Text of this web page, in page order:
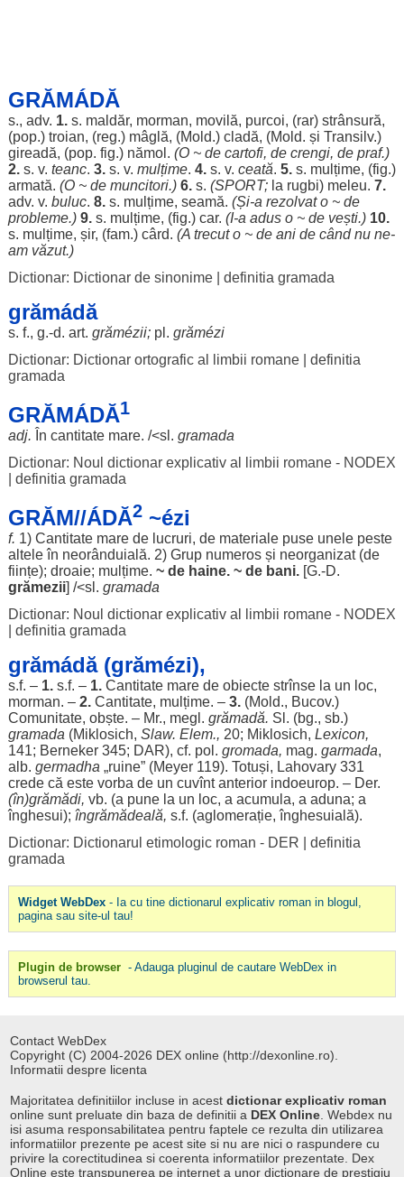
GRĂMÁDĂ
s., adv. 1.s. maldăr, morman, movilă, purcoi, (rar) strânsură,
(pop.) troian, (reg.) mâglă, (Mold.) cladă, (Mold. și Transilv.)
gireadă, (pop. fig.) nămol . (O ~ de cartofi, de crengi, de praf.)
2.s. v. teanc. 3.s. v. mulțime. 4.s. v. ceată. 5.s. mulțime, (fig.)
armată. (O ~ de muncitori.) 6.s. (SPORT;la rugbi) meleu. 7.
adv. v. buluc. 8.s. mulțime, seamă. (Și-a rezolvato ~ de
probleme.) 9.s. mulțime, (fig.) car. (I-a aduso ~ de vești.) 10.
s. mulțime, șir, (fam.) cârd. (A trecuto ~ de anide cândnu ne-
am văzut.)
Dictionar: Dictionar de sinonime| definitia gramada
grămádă
s. f., g.-d. art. grămézii; pl. grămézi
Dictionar: Dictionar ortografic al limbii romane| definitia
gramada
GRĂMÁDĂ1
adj. În cantitate mare. /<sl. gramada
Dictionar: Noul dictionar explicativ al limbii romane - NODEX
definitia gramada
GRĂM//ÁDĂ2~ézi
f. 1) Cantitate marede lucruri, de materiale puseunele peste
alteleîn neorânduială. 2) Grup numerosși neorganizat(de
ființe); droaie; mulțime. ~ de haine. ~ de bani. [G.-D.
grămezii] /<sl. gramada
Dictionar: Noul dictionar explicativ al limbii romane - NODEX
definitia gramada
grămádă (grămézi),
s.f. – 1.s.f. – 1. Cantitate marede obiectestrînse la un loc,
morman. – 2. Cantitate, mulțime. – 3.(Mold., Bucov.)
Comunitate, obște. – Mr., megl. grămadă. Sl. (bg., sb.)
gramada (Miklosich, Slaw. Elem., 20; Miklosich, Lexicon,
141; Berneker 345; DAR), cf. pol . gromada, mag. garmada,
alb. germadha „ruine” (Meyer 119). Totuși, Lahovary 331
credecă este vorba de un cuvîntanteriorindoeurop. – Der.
(în)grămădi, vb. (a pune la un loc, a acumula, a aduna; a
înghesui); îngrămădeală, s.f. (aglomerație,înghesuială).
Dictionar: Dictionarul etimologic roman - DER
definitia
gramada
Widget WebDex- Ia cu tine dictionarul explicativ roman in blogul,
pagina sau site-ul tau!
Plugin de browser - Adauga pluginul de cautare WebDex in
browserul tau.
Contact WebDex
Copyright (C) 2004-2026 DEX online (http://dexonline.ro).
Informatii despre licenta
Majoritatea definitiilor incluse in acestdictionar explicativ roman
online sunt preluate din baza de definitii a DEX Online . Webdex nu
isi asuma responsabilitatea pentru faptele ce rezulta din utilizarea
informatiilor prezente pe acest site si nu are nici o raspundere cu
privire la corectitudinea si coerenta informatiilor prezentate. Dex
Online este transpunerea pe internet a unor dictionare de prestigiu